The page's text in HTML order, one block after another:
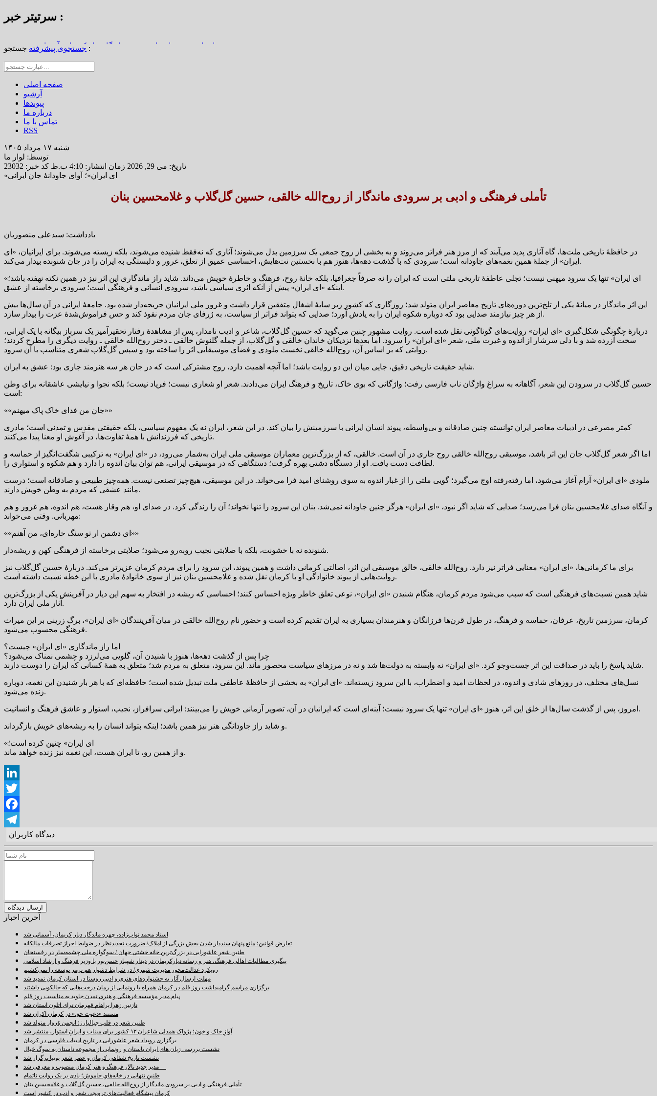
سرتیتر خبر :
استاد محمد نواب‌زاده، چهره ماندگار دیار کریمان، آسمانی شد
تعارض قوانین؛ مانع پنهان سنددار شدن بخش بزرگی از املاک/ ضرورت تجدیدنظر در ضوابط احراز تصرفات مالکانه
طنین شعر عاشورایی در بزرگ‌ترین خانه خشتی جهان / سوگواره ملی چشمه‌سار در رفسنجان
جستجوی پیشرفته جستجو :
صفحه اصلی
آرشیو
پیوندها
درباره ما
تماس با ما
RSS
شنبه ۱۷ مرداد ۱۴۰۵
توسط: لوار ما
تاریخ: می 29, 2026 زمان انتشار: 4:10 ب.ظ
کد خبر: 23032
«ای ایران»؛ آوای جاودانهٔ جان ایرانی
تأملی فرهنگی و ادبی بر سرودی ماندگار از روح‌الله خالقی، حسین گل‌گلاب و غلامحسین بنان
یادداشت: سیدعلی منصوریان
در حافظهٔ تاریخی ملت‌ها، گاه آثاری پدید می‌آیند که از مرز هنر فراتر می‌روند و به بخشی از روح جمعی یک سرزمین بدل می‌شوند؛ آثاری که نه‌فقط شنیده می‌شوند، بلکه زیسته می‌شوند. برای ایرانیان، «ای
ایران» از جملهٔ همین نغمه‌های جاودانه است؛ سرودی که با گذشت دهه‌ها، هنوز هم با نخستین نت‌هایش، احساسی عمیق از تعلق، غرور و دلبستگی به ایران را در جان شنونده بیدار می‌کند.
«ای ایران» تنها یک سرود میهنی نیست؛ تجلی عاطفهٔ تاریخی ملتی است که ایران را نه صرفاً جغرافیا، بلکه خانهٔ روح، فرهنگ و خاطرهٔ خویش می‌داند. شاید راز ماندگاری این اثر نیز در همین نکته نهفته باشد؛
اینکه «ای ایران» پیش از آنکه اثری سیاسی باشد، سرودی انسانی و فرهنگی است؛ سرودی برخاسته از عشق.
این اثر ماندگار در میانهٔ یکی از تلخ‌ترین دوره‌های تاریخ معاصر ایران متولد شد؛ روزگاری که کشور زیر سایهٔ اشغال متفقین قرار داشت و غرور ملی ایرانیان جریحه‌دار شده بود. جامعهٔ ایرانی در آن سال‌ها بیش
از هر چیز نیازمند صدایی بود که دوباره شکوه ایران را به یادش آورد؛ صدایی که بتواند فراتر از سیاست، به ژرفای جان مردم نفوذ کند و حس فراموش‌شدهٔ عزت را بیدار سازد.
دربارهٔ چگونگی شکل‌گیری «ای ایران» روایت‌های گوناگونی نقل شده است. روایت مشهور چنین می‌گوید که حسین گل‌گلاب، شاعر و ادیب نامدار، پس از مشاهدهٔ رفتار تحقیرآمیز یک سرباز بیگانه با یک ایرانی،
سخت آزرده شد و با دلی سرشار از اندوه و غیرت ملی، شعر «ای ایران» را سرود. اما بعدها نزدیکان خاندان خالقی و گل‌گلاب، از جمله گلنوش خالقی ـ دختر روح‌الله خالقی ـ روایت دیگری را مطرح کردند؛
روایتی که بر اساس آن، روح‌الله خالقی نخست ملودی و فضای موسیقایی اثر را ساخته بود و سپس گل‌گلاب شعری متناسب با آن سرود.
شاید حقیقت تاریخی دقیق، جایی میان این دو روایت باشد؛ اما آنچه اهمیت دارد، روح مشترکی است که در جان هر سه هنرمند جاری بود: عشق به ایران.
حسین گل‌گلاب در سرودن این شعر، آگاهانه به سراغ واژگان ناب فارسی رفت؛ واژگانی که بوی خاک، تاریخ و فرهنگ ایران می‌دادند. شعر او شعاری نیست؛ فریاد نیست؛ بلکه نجوا و نیایشی عاشقانه برای وطن
است:
««جان من فدای خاک پاک میهنم»»
کمتر مصرعی در ادبیات معاصر ایران توانسته چنین صادقانه و بی‌واسطه، پیوند انسان ایرانی با سرزمینش را بیان کند. در این شعر، ایران نه یک مفهوم سیاسی، بلکه حقیقتی مقدس و تمدنی است؛ مادری
تاریخی که فرزندانش با همهٔ تفاوت‌ها، در آغوش او معنا پیدا می‌کنند.
اما اگر شعر گل‌گلاب جان این اثر باشد، موسیقی روح‌الله خالقی روح جاری در آن است. خالقی، که از بزرگ‌ترین معماران موسیقی ملی ایران به‌شمار می‌رود، در «ای ایران» به ترکیبی شگفت‌انگیز از حماسه و
لطافت دست یافت. او از دستگاه دشتی بهره گرفت؛ دستگاهی که در موسیقی ایرانی، هم توان بیان اندوه را دارد و هم شکوه و استواری را.
ملودی «ای ایران» آرام آغاز می‌شود، اما رفته‌رفته اوج می‌گیرد؛ گویی ملتی را از غبار اندوه به سوی روشنای امید فرا می‌خواند. در این موسیقی، هیچ‌چیز تصنعی نیست. همه‌چیز طبیعی و صادقانه است؛ درست
مانند عشقی که مردم به وطن خویش دارند.
و آنگاه صدای غلامحسین بنان فرا می‌رسد؛ صدایی که شاید اگر نبود، «ای ایران» هرگز چنین جاودانه نمی‌شد. بنان این سرود را تنها نخواند؛ آن را زندگی کرد. در صدای او، هم وقار هست، هم اندوه، هم غرور و هم
مهربانی. وقتی می‌خواند:
««ای دشمن ار تو سنگ خاره‌ای، من آهنم»»
شنونده نه با خشونت، بلکه با صلابتی نجیب روبه‌رو می‌شود؛ صلابتی برخاسته از فرهنگی کهن و ریشه‌دار.
برای ما کرمانی‌ها، «ای ایران» معنایی فراتر نیز دارد. روح‌الله خالقی، خالق موسیقی این اثر، اصالتی کرمانی داشت و همین پیوند، این سرود را برای مردم کرمان عزیزتر می‌کند. دربارهٔ حسین گل‌گلاب نیز
روایت‌هایی از پیوند خانوادگی او با کرمان نقل شده و غلامحسین بنان نیز از سوی خانوادهٔ مادری با این خطه نسبت داشته است.
شاید همین نسبت‌های فرهنگی است که سبب می‌شود مردم کرمان، هنگام شنیدن «ای ایران»، نوعی تعلق خاطر ویژه احساس کنند؛ احساسی که ریشه در افتخار به سهم این دیار در آفرینش یکی از بزرگ‌ترین
آثار ملی ایران دارد.
کرمان، سرزمین تاریخ، عرفان، حماسه و فرهنگ، در طول قرن‌ها فرزانگان و هنرمندان بسیاری به ایران تقدیم کرده است و حضور نام روح‌الله خالقی در میان آفرینندگان «ای ایران»، برگ زرینی بر این میراث
فرهنگی محسوب می‌شود.
اما راز ماندگاری «ای ایران» چیست؟
چرا پس از گذشت دهه‌ها، هنوز با شنیدن آن، گلویی می‌لرزد و چشمی نمناک می‌شود؟
شاید پاسخ را باید در صداقت این اثر جست‌وجو کرد. «ای ایران» نه وابسته به دولت‌ها شد و نه در مرزهای سیاست محصور ماند. این سرود، متعلق به مردم شد؛ متعلق به همهٔ کسانی که ایران را دوست دارند.
نسل‌های مختلف، در روزهای شادی و اندوه، در لحظات امید و اضطراب، با این سرود زیسته‌اند. «ای ایران» به بخشی از حافظهٔ عاطفی ملت تبدیل شده است؛ حافظه‌ای که با هر بار شنیدن این نغمه، دوباره
زنده می‌شود.
امروز، پس از گذشت سال‌ها از خلق این اثر، هنوز «ای ایران» تنها یک سرود نیست؛ آینه‌ای است که ایرانیان در آن، تصویر آرمانی خویش را می‌بینند: ایرانی سرافراز، نجیب، استوار و عاشق فرهنگ و انسانیت.
و شاید راز جاودانگی هنر نیز همین باشد؛ اینکه بتواند انسان را به ریشه‌های خویش بازگرداند.
«ای ایران» چنین کرده است؛
و از همین رو، تا ایران هست، این نغمه نیز زنده خواهد ماند.
LinkedIn
Twitter
Facebook
Telegram
دیدگاه کاربران
آخرین اخبار
استاد محمد نواب‌زاده، چهره ماندگار دیار کریمان، آسمانی شد
تعارض قوانین؛ مانع پنهان سنددار شدن بخش بزرگی از املاک/ ضرورت تجدیدنظر در ضوابط احراز تصرفات مالکانه
طنین شعر عاشورایی در بزرگ‌ترین خانه خشتی جهان / سوگواره ملی چشمه‌سار در رفسنجان
پیگیری مطالبات اهالی فرهنگ، هنر و رسانه دیارکریمان در دیدار شهباز حسن‌پور با وزیر فرهنگ و ارشاد اسلامی
رویکرد عدالت‌محور مدیریت شهری/ در شرایط دشوار هم ترمز توسعه را نمی‌کشیم
مهلت ارسال آثار به جشنواره‌های هنری و ادبی روستا در استان کرمان تمدید شد
برگزاری مراسم گرامیداشت روز قلم در کرمان همراه با رونمایی از رمان درخت‌هایی که خالکوبی داشتند
پیام مدیر مؤسسه فرهنگی و هنری تمدن جاوید به مناسبت روز قلم
نازنین زهرا پراهام قهرمان ترای اتلون استان شد
مستند «دعوت حق» در کرمان اکران شد
طنین شعر در قلب جبالبارز؛ انجمن وُروار متولد شد
آوازِ خاک و خون؛ پژواک همدلی شاعران ۱۲ کشور برای میناب و ایرانِ استوار، منتشر شد
برگزاری رویداد شعر عاشورایی در تاریخ ادبیات فارسی در کرمان
نشست بررسی زبان های ایران باستان و رونمایی از مجموعه داستان به سوگ خیال
نشست تاریخ شفاهی کرمان و عصر شعر بوتیا برگزار شد
طنینِ تنهایی در خانه‌هایِ خاموش؛ یادی بر یک روایتِ ناتمام
تأملی فرهنگی و ادبی بر سرودی ماندگار از روح‌الله خالقی، حسین گل‌گلاب و غلامحسین بنان
کرمان پیشگام فعالیت‌های ترویجی شعر و ادب در کشور است